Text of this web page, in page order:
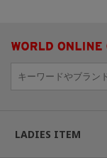
LADIES ITEM